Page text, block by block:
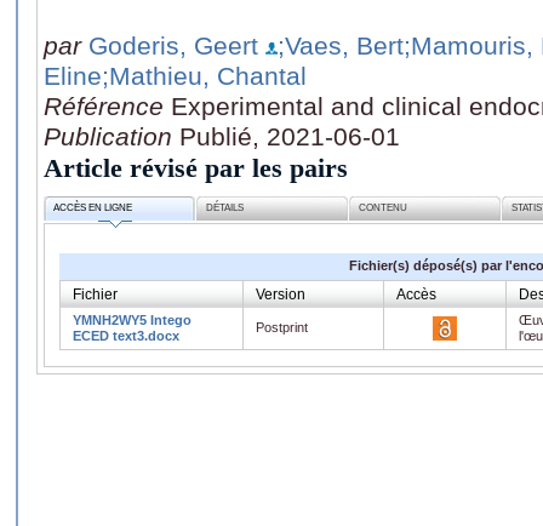
par Goderis, Geert ;Vaes, Bert;Mamouris,
Eline;Mathieu, Chantal
Référence Experimental and clinical
Publication Publié, 2021-06-01
Article révisé par les pairs
ACCÈS EN LIGNE DÉTAILS CONTENU
Fichier(s) déposé(s) par
Fichier Version Accès
YMNH2WY5 Intego
ECED text3.docx
Postprint